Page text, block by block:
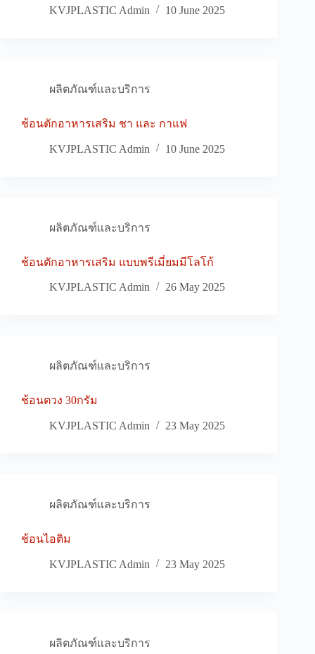
KVJPLASTIC Admin 10 June 2025
ผลิตภัณฑ์และบริการ
ช้อนตักอาหารเสริม ชา และ กาแฟ
KVJPLASTIC Admin 10 June 2025
ผลิตภัณฑ์และบริการ
ช้อนตักอาหารเสริม แบบพรีเมี่ยมมีโลโก้
KVJPLASTIC Admin 26 May 2025
ผลิตภัณฑ์และบริการ
ช้อนตวง 30กรัม
KVJPLASTIC Admin 23 May 2025
ผลิตภัณฑ์และบริการ
ช้อนไอติม
KVJPLASTIC Admin 23 May 2025
ผลิตภัณฑ์และบริการ